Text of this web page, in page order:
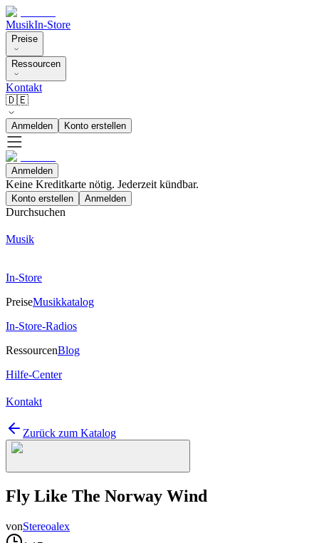
MusikIn-Store
Preise
Ressourcen
Kontakt
🇩🇪
Anmelden Konto erstellen
Anmelden
Keine Kreditkarte nötig. Jederzeit kündbar.
Konto erstellen Anmelden
Durchsuchen
Musik
In-Store
PreiseMusikkatalog
In-Store-Radios
RessourcenBlog
Hilfe-Center
Kontakt
Zurück zum Katalog
Fly Like The Norway Wind
vonStereoalex